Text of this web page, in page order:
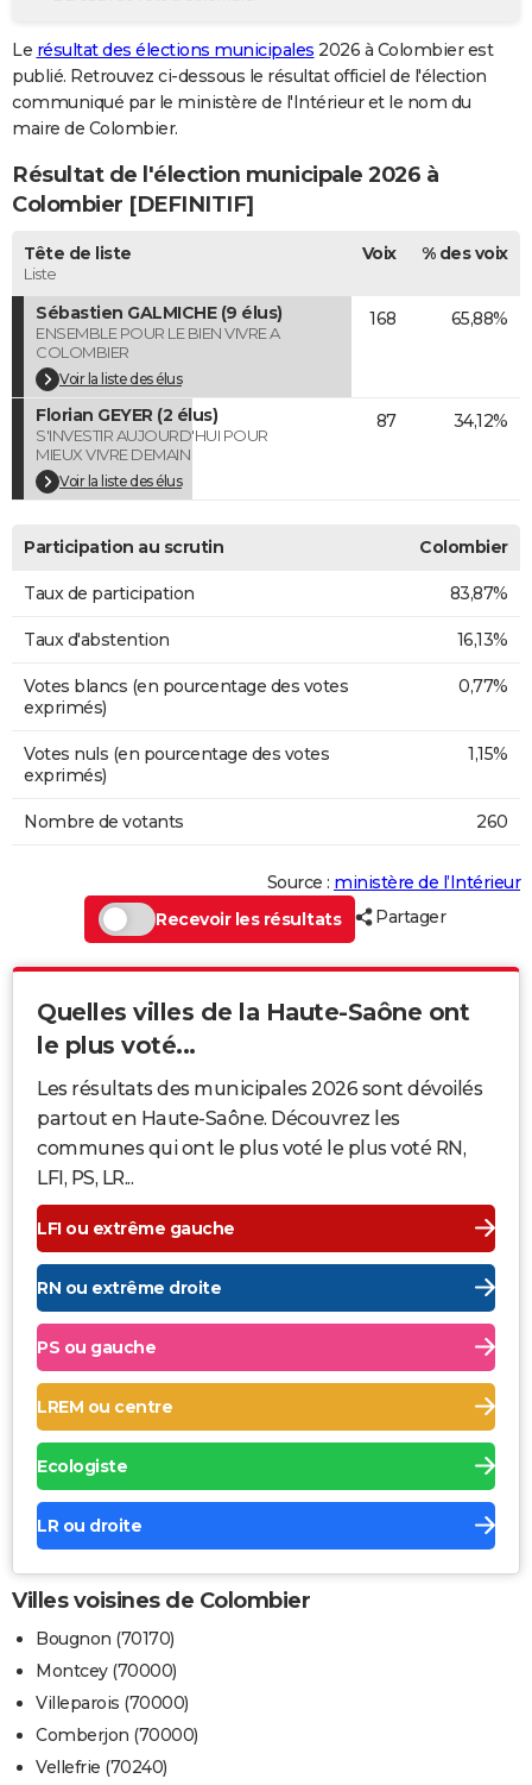
GUIDES D'ACHAT
BONS PLANS
CARTE DE VOEUX
Carte de Noël
Carte Bonne année
Carte Saint-Valentin
Carte Pâques
Carte d'anniversaire
Dictionnaire
Biographies
Citations
Expressions
Proverbes
PROGRAMME TV
COPAINS D'AVANT
S'inscrire
Se connecter
Lycées
Collèges
Primaires
Universités
Entreprises
Service militaire
Avis de recherche
AVIS DE DÉCÈS
FORUM
Bricolage
Lifestyle
Culture
Sport
Auto
Television
Voyage
Cinema
Le résultat des élections municipales 2026 à Colombier est
publié. Retrouvez ci-dessous le résultat officiel de l'élection
communiqué par le ministère de l'Intérieur et le nom du
maire de Colombier.
Résultat de l'élection municipale 2026 à
Colombier [DEFINITIF]
Tête de liste
Liste
Voix % des voix
Sébastien GALMICHE (9 élus)
ENSEMBLE POUR LE BIEN VIVRE A
COLOMBIER
Voir la liste des élus
168 65,88%
Florian GEYER (2 élus)
S'INVESTIR AUJOURD'HUI POUR
MIEUX VIVRE DEMAIN
Voir la liste des élus
87 34,12%
Participation au scrutin Colombier
Taux de participation 83,87%
Taux d'abstention 16,13%
Votes blancs (en pourcentage des votes
exprimés)
0,77%
Votes nuls (en pourcentage des votes
exprimés)
1,15%
Nombre de votants 260
Source : ministère de l’Intérieur
Recevoir les résultats
Partager
Quelles villes de la Haute-Saône ont
le plus voté...
Les résultats des municipales 2026 sont dévoilés
partout en Haute-Saône. Découvrez les
communes qui ont le plus voté le plus voté RN,
LFI, PS, LR...
LFI ou extrême gauche
RN ou extrême droite
PS ou gauche
LREM ou centre
Ecologiste
LR ou droite
Villes voisines de Colombier
Bougnon (70170)
Montcey (70000)
Villeparois (70000)
Comberjon (70000)
Vellefrie (70240)